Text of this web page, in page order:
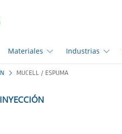
Materiales Industrias
MUCELL / ESPUMA